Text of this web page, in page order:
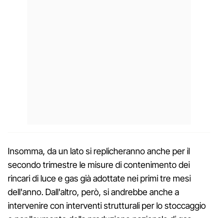
Insomma, da un lato si replicheranno anche per il
secondo trimestre le misure di contenimento dei
rincari di luce e gas già adottate nei primi tre mesi
dell'anno. Dall'altro, però, si andrebbe anche a
intervenire con interventi strutturali per lo stoccaggio